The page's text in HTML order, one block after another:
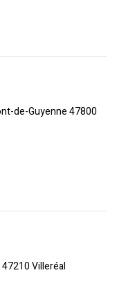
de-Guyenne 47800
Villeréal